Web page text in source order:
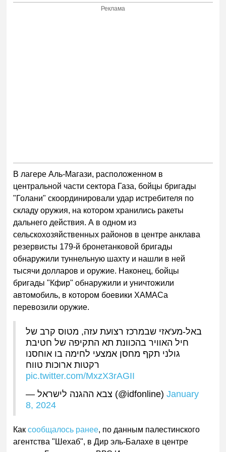
Реклама
В лагере Аль-Магази, расположенном в
центральной части сектора Газа, бойцы бригады
"Голани" скоординировали удар истребителя по
складу оружия, на котором хранились ракеты
дальнего действия. А в одном из
сельскохозяйственных районов в центре анклава
резервисты 179-й бронетанковой бригады
обнаружили туннельную шахту и нашли в ней
тысячи долларов и оружие. Наконец, бойцы
бригады "Кфир" обнаружили и уничтожили
автомобиль, в котором боевики ХАМАСа
перевозили оружие.
באל-מע'אזי שבמרכז רצועת עזה, מטוס קרב של
חיל האוויר בהכוונת תא התקיפה של חטיבת
גולני תקף מחסן אמצעי לחימה בו אוחסנו
רקטות ארוכות טווח
pic.twitter.com/MxzX3rAGII
— צבא ההגנה לישראל (@idfonline)January
8, 2024
Каксообщалось ранее, по данным палестинского
агентства "Шехаб", в Дир эль-Балахе в центре